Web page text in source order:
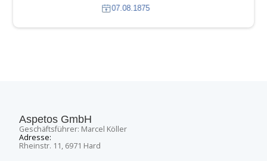
05.08.2019
Aspetos GmbH
Geschäftsführer: Marcel Köller
Adresse:
Rheinstr. 11, 6971 Hard